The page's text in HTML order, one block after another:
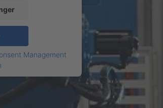
Management